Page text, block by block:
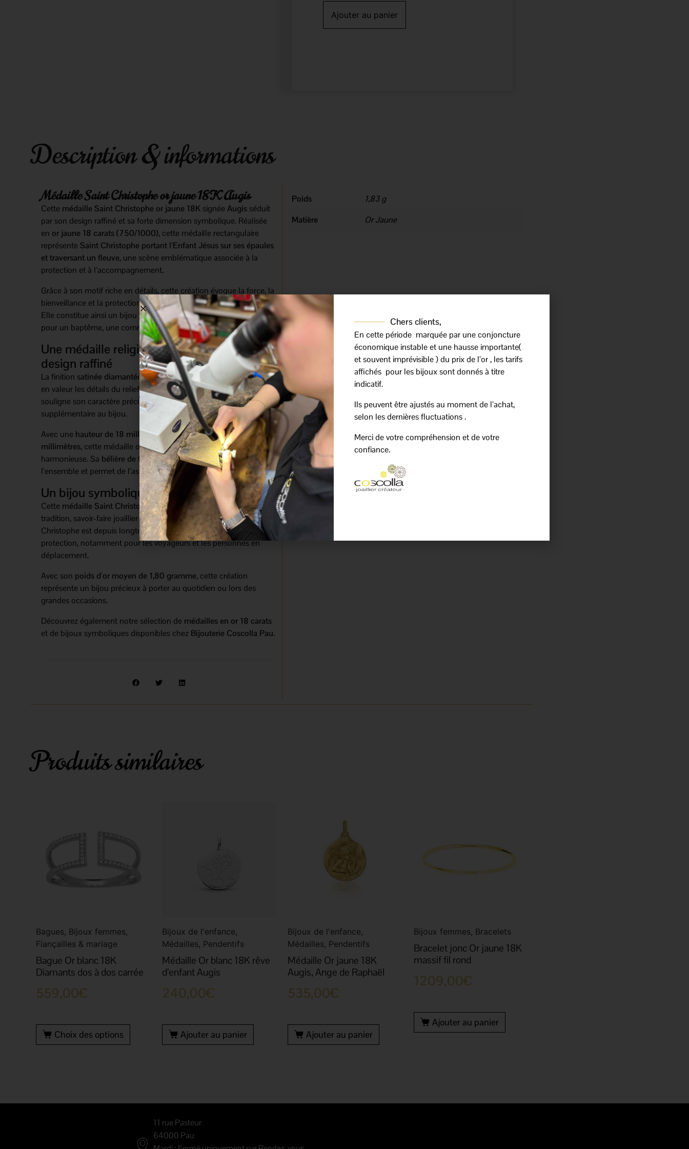
Ajouter au panier
Description & informations
Médaille Saint Christophe or jaune 18K Augis
Cette médaille Saint Christophe or jaune 18K signée Augis séduit
par son design raffiné et sa forte dimension symbolique. Réalisée
en or jaune 18 carats (750/1000), cette médaille rectangulaire
représente Saint Christophe portant l’Enfant Jésus sur ses épaules
et traversant un fleuve, une scène emblématique associée à la
protection et à l’accompagnement.
Grâce à son motif riche en détails, cette création évoque la force, la
bienveillance et la protection lors des étapes importantes de la vie.
Elle constitue ainsi un bijou symbolique particulièrement apprécié
pour un baptême, une communion ou comme cadeau précieux.
Une médaille religieuse en or jaune au
design raffiné
La finition satinée diamantéeapporte un contraste élégant et met
en valeur les détails du relief. De plus, lebord facettéde la médaille
souligne son caractère précieux et apporte une touche de lumière
supplémentaire au bijou.
Avec une hauteur de 18 millimètres et unelargeur de 11
millimètres, cette médaille offre une forme originale et
harmonieuse. Sa bélière de forme ovalecomplète élégamment
l’ensemble et permet de l’associer facilement à une chaîne en or.
Un bijou symbolique en or 18 carats
Cette médaille Saint Christophe or jaune 18K Augis associe
tradition, savoir-faire joaillier français et valeur sentimentale. Saint
Christophe est depuis longtemps considéré comme un symbole de
protection, notamment pour les voyageurs et les personnes en
déplacement.
Avec son poids d’or moyen de 1,80 gramme, cette création
représente un bijou précieux à porter au quotidien ou lors des
grandes occasions.
Découvrez également notre sélection de médailles en or 18 carats
et de bijoux symboliques disponibles chez Bijouterie Coscolla Pau.
Poids
1,83 g
Matière
Or Jaune
Produits similaires
Bagues, Bijoux femmes,
Fiançailles & mariage
Bague Or blanc 18K
Diamants dos à dos carrée
559,00€
Choix des options
Bijoux de l'enfance,
Médailles, Pendentifs
Médaille Or blanc 18K rêve
d’enfant Augis
240,00€
Ajouter au panier
Bijoux de l'enfance,
Médailles, Pendentifs
Médaille Or jaune 18K
Augis, Ange de Raphaël
535,00€
Ajouter au panier
Bijoux femmes, Bracelets
Bracelet jonc Or jaune 18K
massif fil rond
1209,00€
Ajouter au panier
11 rue Pasteur
64000 Pau
Chers clients,
En cette période marquée par une conjoncture
économique instable et une hausse importante(
et souvent imprévisible ) du prix de l’or , les tarifs
affichés pour les bijoux sont donnés à titre
indicatif.
Ils peuvent être ajustés au moment de l’achat,
selon les dernières fluctuations .
Merci de votre compréhension et de votre
confiance.